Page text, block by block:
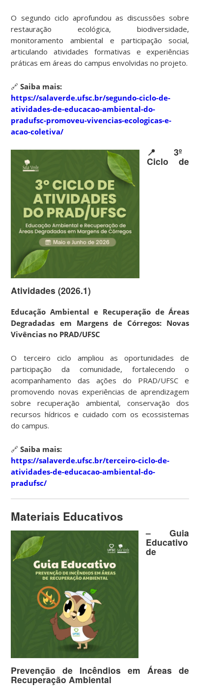
O segundo ciclo aprofundou as discussões sobre
restauração ecológica, biodiversidade,
monitoramento ambiental e participação social,
articulando atividades formativas e experiências
práticas em áreas do campus envolvidas no projeto.
🔗Saiba mais:
https://salaverde.ufsc.br/segundo-ciclo-de-
atividades-de-educacao-ambiental-do-
pradufsc-promoveu-vivencias-ecologicas-e-
acao-coletiva/
📍 3º
Ciclo de
Atividades (2026.1)
Educação Ambiental e Recuperação de Áreas
Degradadas em Margens de Córregos: Novas
Vivências no PRAD/UFSC
O terceiro ciclo ampliou as oportunidades de
participação da comunidade, fortalecendo o
acompanhamento das ações do PRAD/UFSC e
promovendo novas experiências de aprendizagem
sobre recuperação ambiental, conservação dos
recursos hídricos e cuidado com os ecossistemas
do campus.
🔗Saiba mais:
https://salaverde.ufsc.br/terceiro-ciclo-de-
atividades-de-educacao-ambiental-do-
pradufsc/
Materiais Educativos
– Guia
Educativo
de
Prevenção de Incêndios em Áreas de
Recuperação Ambiental